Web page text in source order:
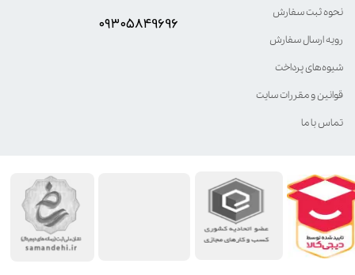
نحوه ثبت سفارش
رویه ارسال سفارش
شیوه‌های پرداخت
قوانین و مقررات سایت
تماس با ما
۰۹۳۰۵8۴9696